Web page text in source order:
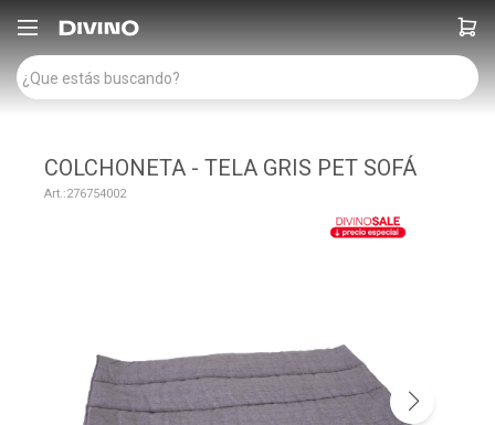

COLCHONETA - TELA GRIS PET SOFÁ
276754002